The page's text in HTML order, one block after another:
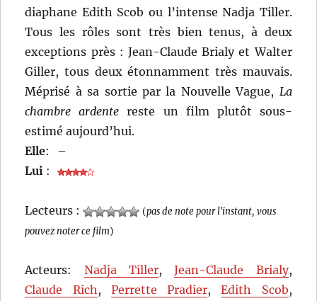
diaphane Edith Scob ou l’intense Nadja Tiller.
Tous les rôles sont très bien tenus, à deux
exceptions près : Jean-Claude Brialy et Walter
Giller, tous deux étonnamment très mauvais.
Méprisé à sa sortie par la Nouvelle Vague, La
chambre ardente reste un film plutôt sous-
estimé aujourd’hui.
Elle:
–
Lui :
Lecteurs : (pas de note pour l'instant, vous
pouvez noter ce film)
Acteurs: Nadja Tiller,Jean-Claude Brialy,
Claude Rich , Perrette Pradier,Edith Scob,